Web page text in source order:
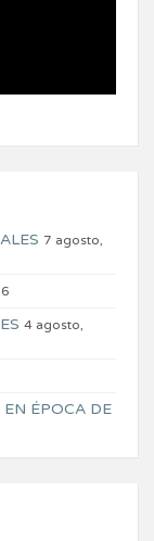
7 agosto,
4 agosto,
ÉPOCA DE